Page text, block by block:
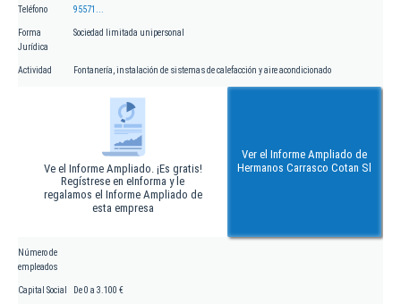
Teléfono 95571...
Forma
Jurídica
Sociedad limitada unipersonal
Actividad Fontanería, instalación de sistemas de calefacción y aire acondicionado
Ve el Informe Ampliado. ¡Es gratis!
Regístrese en eInforma y le
regalamos el Informe Ampliado de
esta empresa
Ver el Informe Ampliado de
Hermanos Carrasco Cotan Sl
Número de
empleados
Capital Social De 0 a 3.100 €